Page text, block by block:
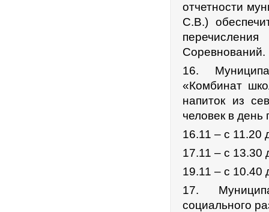
отчетности
С.В.)
Соревнований.
16.
«Комбинат
напиток из
человек в
16.11 – с 11.20
17.11 – с 13.30
19.11 – с 10.40
17.
социального